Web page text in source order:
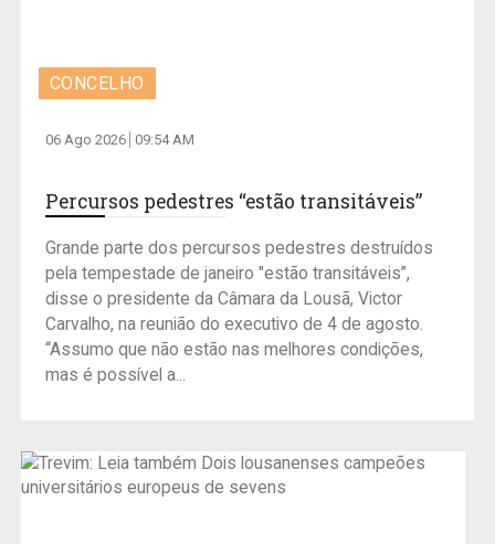
CONCELHO
06 Ago 2026 09:54 AM
Percursos pedestres “estão transitáveis”
Grande parte dos percursos pedestres destruídos
pela tempestade de janeiro "estão transitáveis”,
disse o presidente da Câmara da Lousã, Victor
Carvalho, na reunião do executivo de 4 de agosto.
“Assumo que não estão nas melhores condições,
mas é possível a...